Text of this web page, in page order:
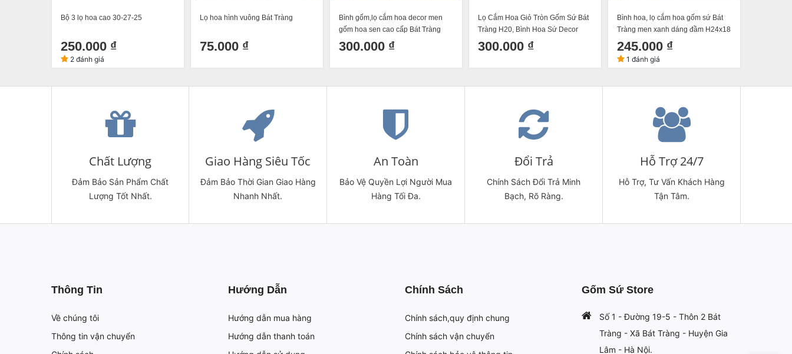
Bộ 3 lọ hoa cao 30-27-25
250.000 ₫
2 đánh giá
Lọ hoa hình vuông Bát Tràng
75.000 ₫
Bình gốm,lọ cắm hoa decor men
gốm hoa sen cao cấp Bát Tràng
(set 3 bình)
300.000 ₫
Lọ Cắm Hoa Giỏ Tròn Gốm Sứ Bát
Tràng H20, Bình Hoa Sứ Decor
Men Hỏa Biến Bóng Sang Trọng,
Sành Điệu Mẫu 5
300.000 ₫
Bình hoa, lọ cắm hoa gốm sứ Bát
Tràng men xanh dáng đầm H24x18
miệng 12cm
245.000 ₫
1 đánh giá
Chất Lượng
Đảm Bảo Sản Phẩm Chất
Lượng Tốt Nhất.
Giao Hàng Siêu Tốc
Đảm Bảo Thời Gian Giao Hàng
Nhanh Nhất.
An Toàn
Bảo Vệ Quyền Lợi Người Mua
Hàng Tối Đa.
Đổi Trả
Chính Sách Đổi Trả Minh
Bạch, Rõ Ràng.
Hỗ Trợ 24/7
Hỗ Trợ, Tư Vấn Khách Hàng
Tận Tâm.
Thông Tin
Về chúng tôi
Thông tin vận chuyển
Hướng Dẫn
Hướng dẫn mua hàng
Hướng dẫn thanh toán
Chính Sách
Chính sách,quy định chung
Chính sách vận chuyển
Gốm Sứ Store
Số 1 - Đường 19-5 - Thôn 2 Bát
Tràng - Xã Bát Tràng - Huyện Gia
Lâm - Hà Nội.